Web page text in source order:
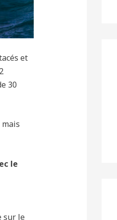
et
30
le
sur le